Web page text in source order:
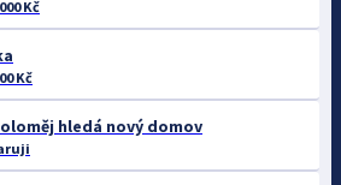
Kč
Kč
hledá nový domov